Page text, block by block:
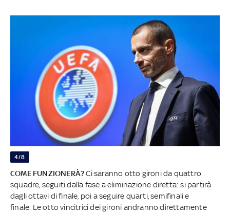
4/8
COME FUNZIONERÀ?Ci saranno otto gironi da quattro
squadre, seguiti dalla fase a eliminazione diretta: si partirà
dagli ottavi di finale, poi a seguire quarti, semifinali e
finale. Le otto vincitrici dei gironi andranno direttamente